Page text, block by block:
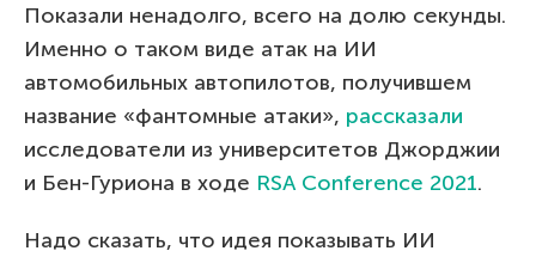
Показали ненадолго, всего на долю секунды.
Именно о таком виде атак на ИИ
автомобильных автопилотов, получившем
название «фантомные атаки», рассказали
исследователи из университетов Джорджии
и Бен-Гуриона в ходе RSA Conference 2021.
Надо сказать, что идея показывать ИИ